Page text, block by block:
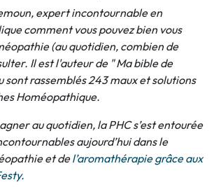
expert incontournable en
comment vous pouvez bien vous
(au quotidien, combien de
Il est l'auteur de " Ma bible de
sont rassemblés 243 maux et solutions
Homéopathique.
au quotidien, la PHC s’est entourée
aujourd’hui dans le
et del’aromathérapie grâce aux